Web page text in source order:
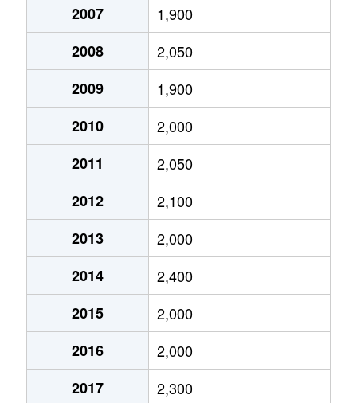
5,100万円
1,700万円
1,900万円
1,000万円
1,800万円
3,600万円
大字新井宿
2,900万円
大字新井宿
3,200万円
大字安行原
900万円
大字安行原
840万円
大字安行領根岸
1,500万円
2007
1,900
2008
2,050
2009
1,900
2010
2,000
2011
2,050
2012
2,100
2013
2,000
2014
2,400
2015
2,000
2016
2,000
2017
2,300